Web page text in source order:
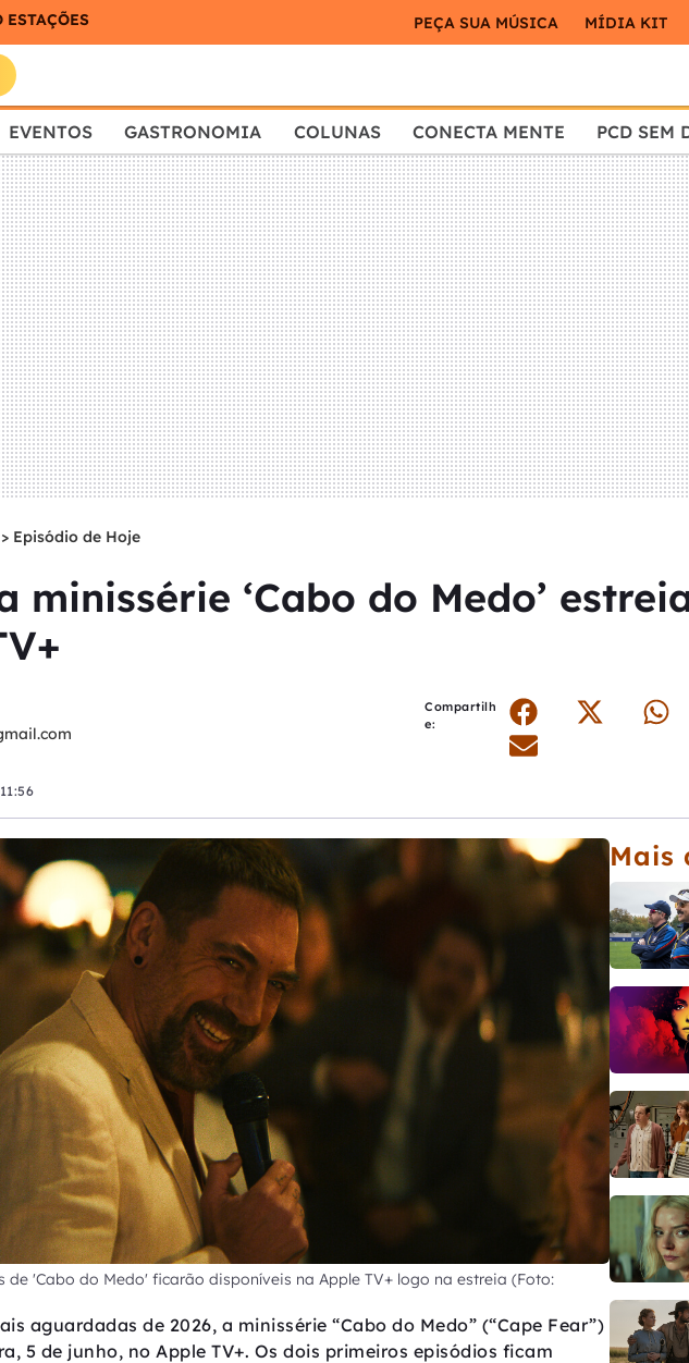
PEÇA SUA MÚSICA MÍDIA KIT
EVENTOS GASTRONOMIA COLUNAS CONECTA MENTE PCD SEM
> Episódio de Hoje
minissérie ‘Cabo do Medo’
Compartilh
e:
'Cabo do Medo' ficarão disponíveis na Apple TV+ logo na estreia (Foto:
aguardadas de 2026, a minissérie “Cabo do Medo” (“Cape Fear”)
5 de junho, no Apple TV+. Os dois primeiros episódios ficam
Mais